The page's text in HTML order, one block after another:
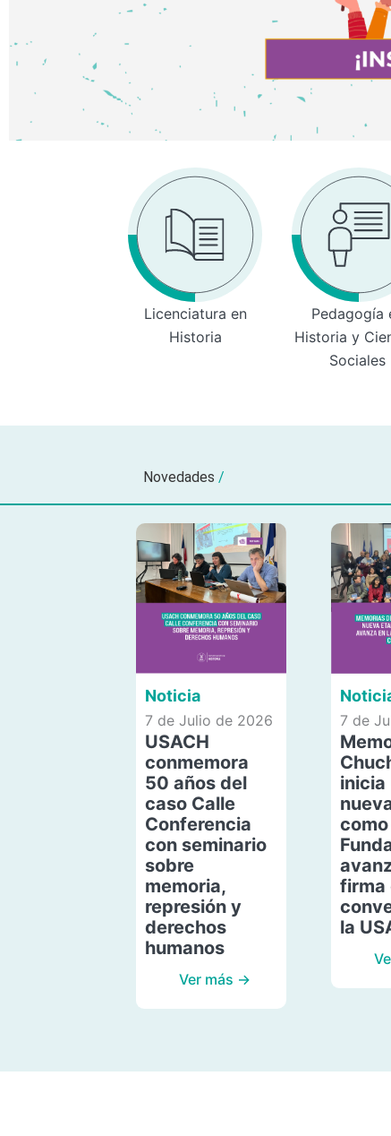
Licenciatura en
Historia
Pedagogía
Historia y
Sociales
Novedades /
Noticia
7 de Julio de 2026
USACH
conmemora
50 años del
caso Calle
Conferencia
con seminario
sobre
memoria,
represión y
derechos
humanos
Ver más →
7 de
inicia
como
firma
la